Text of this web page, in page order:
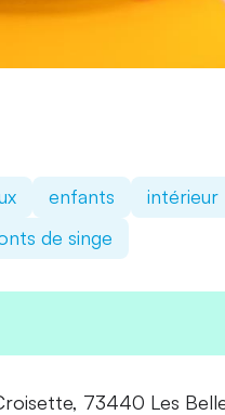
enfants intérieur
de singe
73440 Les